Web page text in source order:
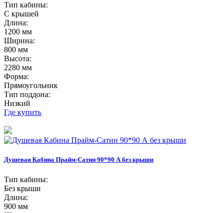
Тип кабины:
С крышей
Длина:
1200 мм
Ширина:
800 мм
Высота:
2280 мм
Форма:
Прямоугольник
Тип поддона:
Низкий
Где купить
Душевая Кабина Прайм-Сатин 90*90 А без крыши
Тип кабины:
Без крыши
Длина:
900 мм